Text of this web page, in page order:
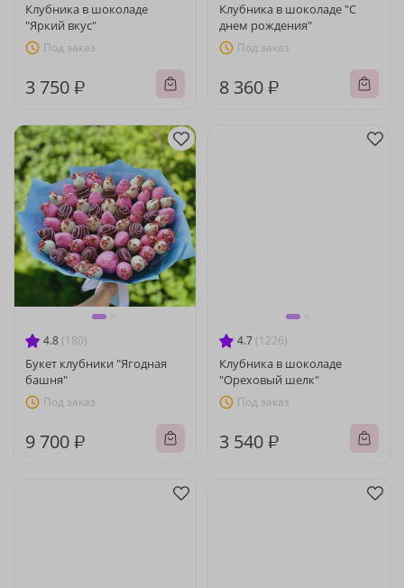
Клубника в шоколаде
"Яркий вкус"
Под заказ
3 750 ₽
Клубника в шоколаде "С
днем рождения"
Под заказ
8 360 ₽
4.8 (180)
Букет клубники "Ягодная
башня"
Под заказ
9 700 ₽
4.7 (1226)
Клубника в шоколаде
"Ореховый шелк"
Под заказ
3 540 ₽